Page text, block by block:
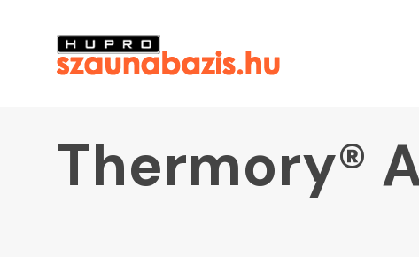
Thermory®